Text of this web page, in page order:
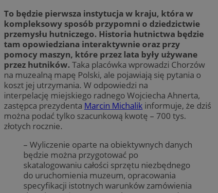
To będzie pierwsza instytucja w kraju, która w
kompleksowy sposób przypomni o dziedzictwie
przemysłu hutniczego. Historia hutnictwa będzie
tam opowiedziana interaktywnie oraz przy
pomocy maszyn, które przez lata były używane
przez hutników. Taka placówka wprowadzi Chorzów
na muzealną mapę Polski, ale pojawiają się pytania o
koszt jej utrzymania. W odpowiedzi na
interpelację miejskiego radnego Wojciecha Ahnerta,
zastępca prezydenta Marcin Michalik informuje, że dziś
można podać tylko szacunkową kwotę – 700 tys.
złotych rocznie.
– Wyliczenie oparte na obiektywnych danych
będzie można przygotować po
skatalogowaniu całości sprzętu niezbędnego
do uruchomienia muzeum, opracowania
specyfikacji istotnych warunków zamówienia